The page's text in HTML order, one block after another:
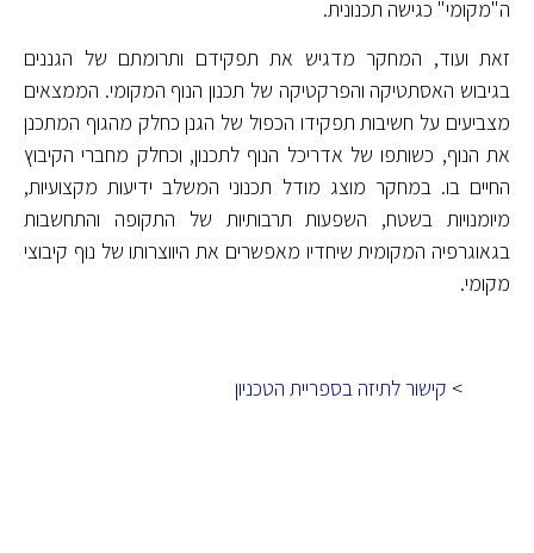
ה"מקומי" כגישה תכנונית.
זאת ועוד, המחקר מדגיש את תפקידם ותרומתם של הגננים
בגיבוש האסתטיקה והפרקטיקה של תכנון הנוף המקומי. הממצאים
מצביעים על חשיבות תפקידו הכפול של הגנן כחלק מהגוף המתכנן
את הנוף, כשותפו של אדריכל הנוף לתכנון, וכחלק מחברי הקיבוץ
החיים בו. במחקר מוצג מודל תכנוני המשלב ידיעות מקצועיות,
מיומנויות בשטח, השפעות תרבותיות של התקופה והתחשבות
בגאוגרפיה המקומית שיחדיו מאפשרים את היווצרותו של נוף קיבוצי
מקומי.
> קישור לתיזה בספריית הטכניון